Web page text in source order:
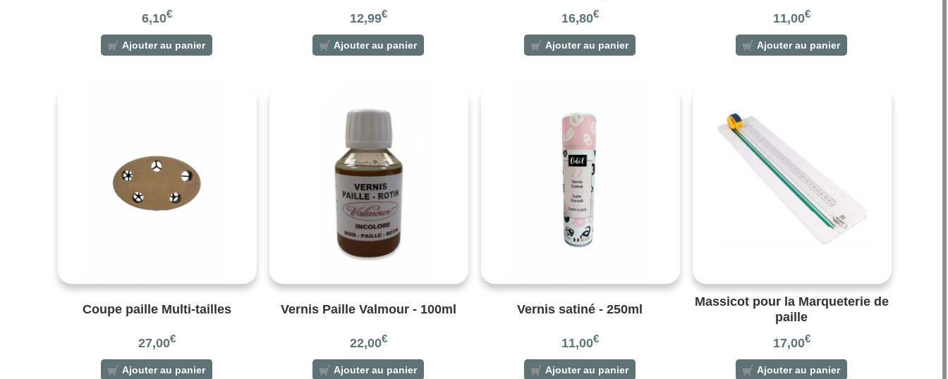
6,10€
Ajouter au panier
12,99€
Ajouter au panier
16,80€
Ajouter au panier
11,00€
Ajouter au panier
Coupe paille Multi-tailles
27,00€
Ajouter au panier
Vernis Paille Valmour - 100ml
22,00€
Ajouter au panier
Vernis satiné - 250ml
11,00€
Ajouter au panier
Massicot pour la Marqueterie de
paille
17,00€
Ajouter au panier